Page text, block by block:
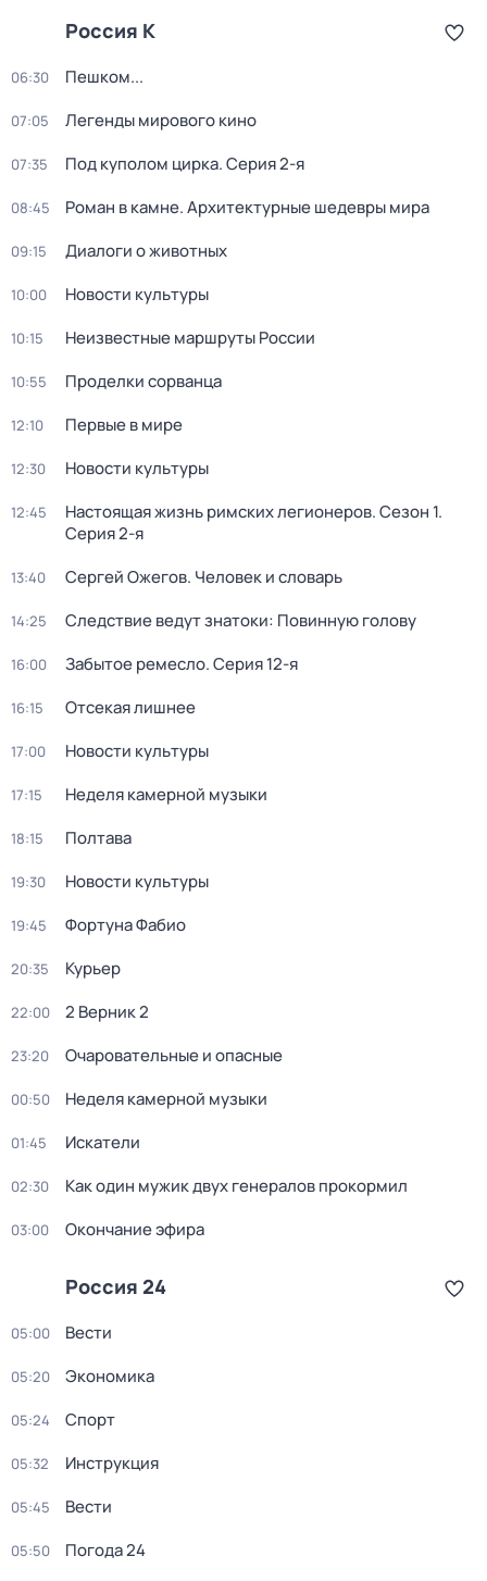
Россия К
06:30 Пешком...
07:05 Легенды мирового кино
07:35 Под куполом цирка. Серия 2-я
08:45 Роман в камне. Архитектурные шедевры мира
09:15 Диалоги о животных
10:00 Новости культуры
10:15 Неизвестные маршруты России
10:55 Проделки сорванца
12:10 Первые в мире
12:30 Новости культуры
12:45 Настоящая жизнь римских легионеров. Сезон 1.
Серия 2-я
13:40 Сергей Ожегов. Человек и словарь
14:25 Следствие ведут знатоки: Повинную голову
16:00 Забытое ремесло. Серия 12-я
16:15 Отсекая лишнее
17:00 Новости культуры
17:15 Неделя камерной музыки
18:15 Полтава
19:30 Новости культуры
19:45 Фортуна Фабио
20:35 Курьер
22:00 2 Верник 2
23:20 Очаровательные и опасные
00:50 Неделя камерной музыки
01:45 Искатели
02:30 Как один мужик двух генералов прокормил
03:00 Окончание эфира
Россия 24
05:00 Вести
05:20 Экономика
05:24 Спорт
05:32 Инструкция
05:45 Вести
05:50 Погода 24